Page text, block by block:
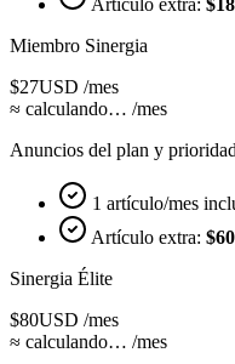
Miembro Sinergia
$27USD /mes
≈ calculando… /mes
Anuncios del plan y
1 artículo/mes
Artículo extra: $60
Sinergia Élite
$80USD /mes
≈ calculando… /mes